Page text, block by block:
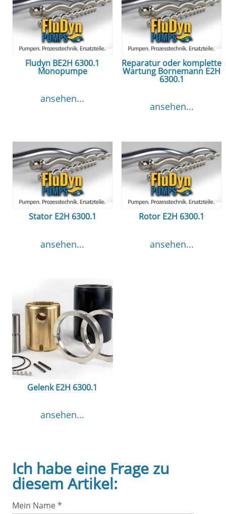
Fludyn BE2H 6300.1
Monopumpe
ansehen...
Reparatur oder komplette
Wartung Bornemann E2H
6300.1
ansehen...
Stator E2H 6300.1
ansehen...
Rotor E2H 6300.1
ansehen...
Gelenk E2H 6300.1
ansehen...
Ich habe eine Frage zu
diesem Artikel:
Mein Name*